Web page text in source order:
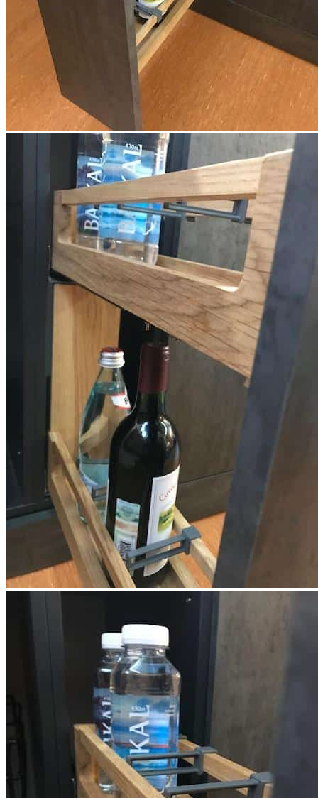
Упаковать в подарочную упаковку
В корзину Купить в 1 клик
Двухуровневая бутылочница TETRIS из массива дуба с
рейлингом для шкафа шириной 150 мм
Описание
Двухуровневая бутылочница TETRIS предназначена для
удобного хранения бутылок, банок, упаковок с продуктами и
различных кухонных принадлежностей. Конструкция
разработана для установки в шкаф шириной от 150 мм и
оснащена надежными направляющими полного выдвижения
TANDEM от Blum с доводчиком, обеспечивающими плавный
ход и комфортное закрывание.
Бутылочница выпускается в левостороннем и
правостороннем исполнении с боковым креплением к стенке
шкафа. Корзина изготовлена вручную из натурального
массива дуба и покрыта натуральным маслом, которое
подчеркивает естественную текстуру древесины и защищает
поверхность от повседневных воздействий.
Изделие сочетает в себе функциональность, долговечность и
премиальный внешний вид, позволяя рационально
использовать внутреннее пространство кухни и поддерживать
порядок.
Описание товара
Двухуровневая бутылочница для шкафа шириной от 150
Подходит для установки с левой или правой стороны
Оснащена направляющими полного выдвижения
TANDEM Blum с доводчиком.
Обеспечивает плавное скольжение и мягкое закрывание.
Крепится к боковой стенке шкафа.
Предназначена для хранения бутылок, банок и
различных кухонных принадлежностей.
Размеры
Размер корзины: 110 × 450 × 450 мм
Минимальный размер проема: 115 × 480 × 460 мм